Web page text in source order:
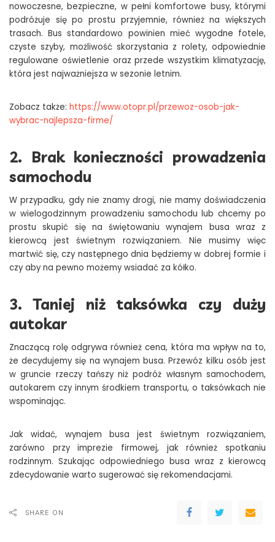
nowoczesne, bezpieczne, w pełni komfortowe busy, którymi
podróżuje się po prostu przyjemnie, również na większych
trasach. Bus standardowo powinien mieć wygodne fotele,
czyste szyby, możliwość skorzystania z rolety, odpowiednie
regulowane oświetlenie oraz przede wszystkim klimatyzację,
która jest najważniejsza w sezonie letnim.
Zobacz także: https://www.otopr.pl/przewoz-osob-jak-
wybrac-najlepsza-firme/
2. Brak konieczności prowadzenia
samochodu
W przypadku, gdy nie znamy drogi, nie mamy doświadczenia
w wielogodzinnym prowadzeniu samochodu lub chcemy po
prostu skupić się na świętowaniu wynajem busa wraz z
kierowcą jest świetnym rozwiązaniem. Nie musimy więc
martwić się, czy następnego dnia będziemy w dobrej formie i
czy aby na pewno możemy wsiadać za kółko.
3. Taniej niż taksówka czy duży
autokar
Znaczącą rolę odgrywa również cena, która ma wpływ na to,
że decydujemy się na wynajem busa. Przewóz kilku osób jest
w gruncie rzeczy tańszy niż podróż własnym samochodem,
autokarem czy innym środkiem transportu, o taksówkach nie
wspominając.
Jak widać, wynajem busa jest świetnym rozwiązaniem,
zarówno przy imprezie firmowej, jak również spotkaniu
rodzinnym. Szukając odpowiedniego busa wraz z kierowcą
zdecydowanie warto sugerować się rekomendacjami.
SHARE ON